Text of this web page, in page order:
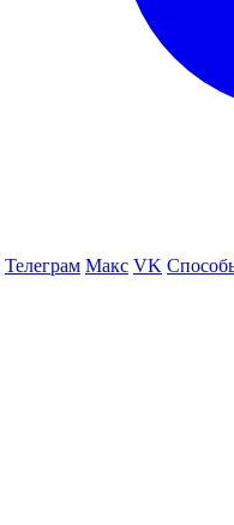
Телеграм Макс VK